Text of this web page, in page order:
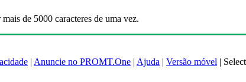
de 5000 caracteres de uma vez.
| Anuncie no PROMT.One | Ajuda | Versão móvel |